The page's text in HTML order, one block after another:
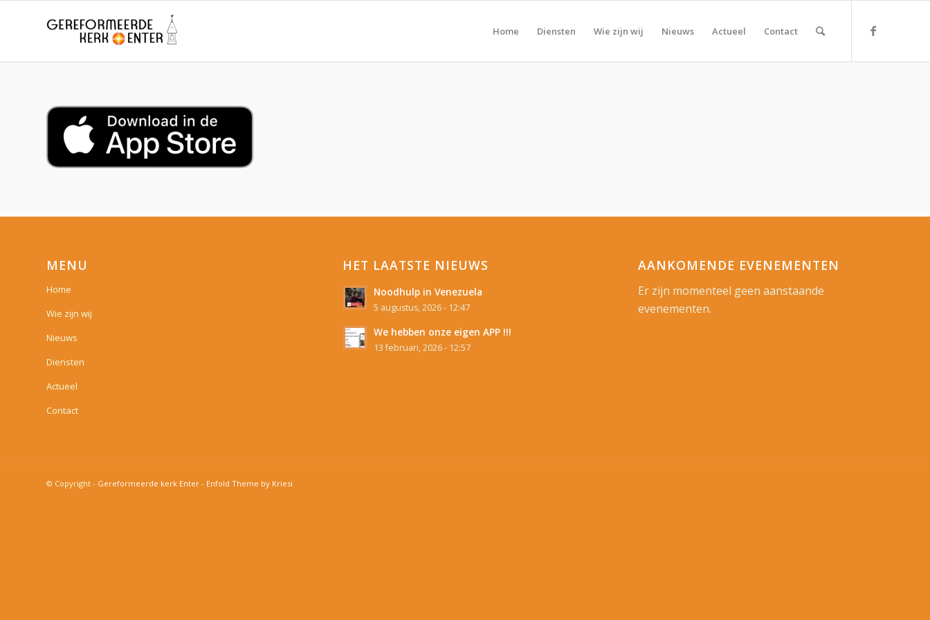
Home Diensten Wie zijn wij Nieuws Actueel Contact
MENU
Home
Wie zijn wij
Nieuws
Diensten
Actueel
Contact
HET LAATSTE NIEUWS
Noodhulp in Venezuela
5 augustus, 2026 - 12:47
We hebben onze eigen APP !!!
13 februari, 2026 - 12:57
AANKOMENDE EVENEMENTEN
Er zijn momenteel geen aanstaande
evenementen.
© Copyright - Gereformeerde kerk Enter - Enfold Theme by Kriesi